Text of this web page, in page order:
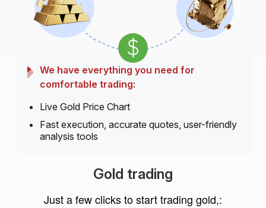
We have everything you need for
comfortable trading:
Live Gold Price Chart
Fast execution, accurate quotes, user-friendly
analysis tools
Gold trading
Just a few clicks to start trading gold,: